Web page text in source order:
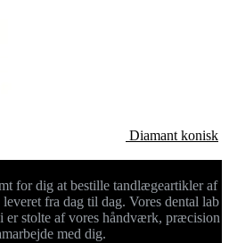
Diamant konisk
for dig at bestille tandlægeartikler af
fra dag til dag. Vores dental lab
er stolte af vores håndværk, præcision
med dig.